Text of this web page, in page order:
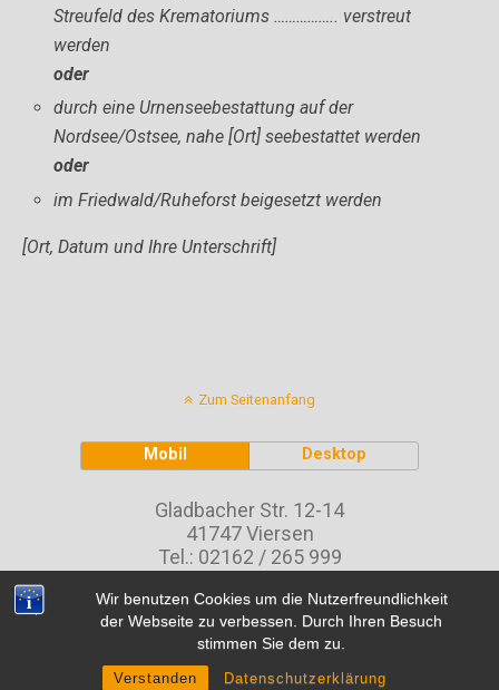
Wir benutzen Cookies um die Nutzerfreundlichkeit
der Webseite zu verbessen. Durch Ihren Besuch
stimmen Sie dem zu.
Verstanden Datenschutzerklärung
Streufeld des Krematoriums …………….. verstreut
werden
oder
durch eine Urnenseebestattung auf der
Nordsee/Ostsee, nahe [Ort] seebestattet werden
oder
im Friedwald/Ruheforst beigesetzt werden
[Ort, Datum und Ihre Unterschrift]
Zum Seitenanfang
Mobil Desktop
Gladbacher Str. 12-14
41747 Viersen
Tel.: 02162 / 265 999
E-Mail:nilles@august-nilles.de
Impressum|Datenschutz